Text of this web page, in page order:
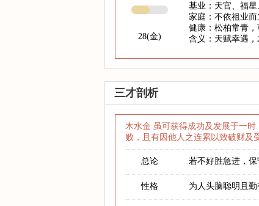
28(金)
基业：天官、福星
家庭：不依祖业而
健康：松柏常青，
含义：天赋幸遇
三才剖析
木水金 虽可获得成功及发展于一
败，且有因他人之连累以致破财及
总论 若不好胜急进，
性格 为人头脑聪明且